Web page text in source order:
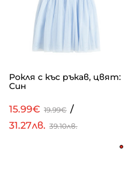
Рокля с къс ръкав, цвят:
Син
15.99€ 19.99€ /
31.27лв. 39.10лв.